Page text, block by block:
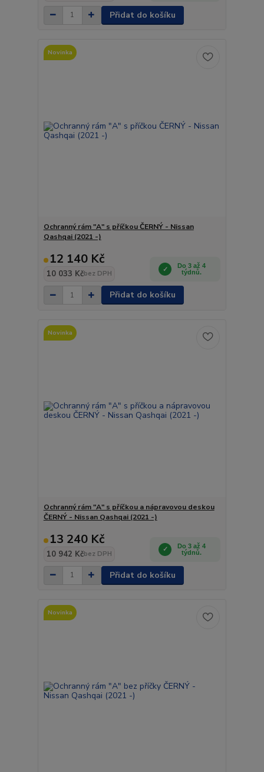
Přidat do košíku
Novinka
Ochranný rám "A" s příčkou ČERNÝ - Nissan
Qashqai (2021 -)
12 140 Kč
10 033 Kčbez DPH
Do 3 až 4
týdnů.
Přidat do košíku
Novinka
Ochranný rám "A" s příčkou a nápravovou deskou
ČERNÝ - Nissan Qashqai (2021 -)
13 240 Kč
10 942 Kčbez DPH
Do 3 až 4
týdnů.
Přidat do košíku
Novinka